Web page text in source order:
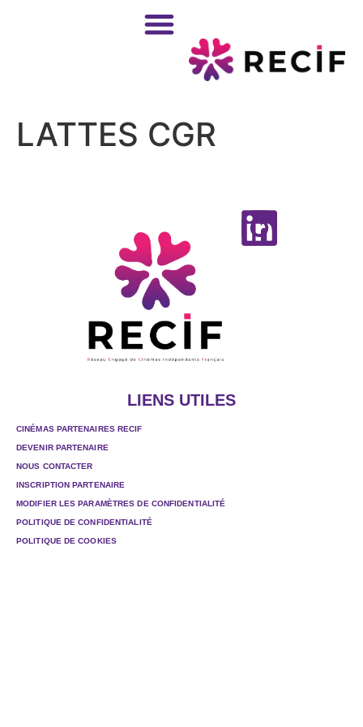
LATTES CGR
LIENS UTILES
CINÉMAS PARTENAIRES RECIF
DEVENIR PARTENAIRE
NOUS CONTACTER
INSCRIPTION PARTENAIRE
MODIFIER LES PARAMÈTRES DE CONFIDENTIALITÉ
POLITIQUE DE CONFIDENTIALITÉ
POLITIQUE DE COOKIES